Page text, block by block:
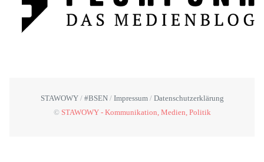
STAWOWY #BSEN Impressum
Datenschutzerklärung
© STAWOWY - Kommunikation, Medien, Politik